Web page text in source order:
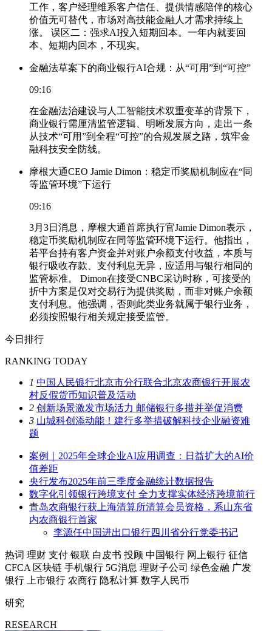
工作，客户经理维系客户信任、提供情感陪伴的核心
价值无可替代，市场对高技能金融人才需求持续上
涨。 误区二：强求AI投入短期回本。一年内就要回
本、短期内回本，不现实。
金融法草案下的商业银行AI合规：从“可用”到“可控”
09:16
在金融法治建设与人工智能技术双重变革的背景下，
商业银行需厘清监管逻辑、明晰发展方向，走出一条
从技术“可用”到全程“可控”的合规发展之路，筑牢金
融科技安全防线。
摩根大通CEO Jamie Dimon：稳定币奖励机制应在“同
等监管环境”下运行
09:16
3月3日消息，摩根大通首席执行官Jamie Dimon表示，
稳定币奖励机制应在同等监管环境下运行。他指出，
若平台持有客户资金并对账户余额支付收益，本质与
银行吸收存款、支付利息无异，应适用与银行相同的
监管标准。 Dimon在接受CNBC采访时称，可接受的
折中方案是仅对交易行为提供奖励，而非对账户余额
支付利息。他强调，否则此类业务就属于银行业务，
必须按照银行相关规定接受监管。
今日排行
RANKING TODAY
1 中国人民银行北京市分行联合北京农商银行开展农
村反假货币知识普及活动
2 创新场景激发市场活力 邮储银行多措并举促消费
3 山城科创添动能！建行多举措破解科技企业融资难
题
案例｜2025年全球企业AI应用调查：日益扩大的AI价
值差距
央行发布2025年前三季度金融统计数据报告
数字化引领银行跨境支付 全力支撑实体经济跨境前行
青岛农商银行获上海清算所清算会员资格，系山东省
内农商银行首家
李源任中国进出口银行四川省分行党委书记
热词 理财 支付 银联 白皮书 投顾 中国银行 网上银行 征信
CFCA 区块链 手机银行 5G消息 理财子公司 绿色金融 广发
银行
上市银行 农商行 隐私计算 数字人民币
研究
RESEARCH